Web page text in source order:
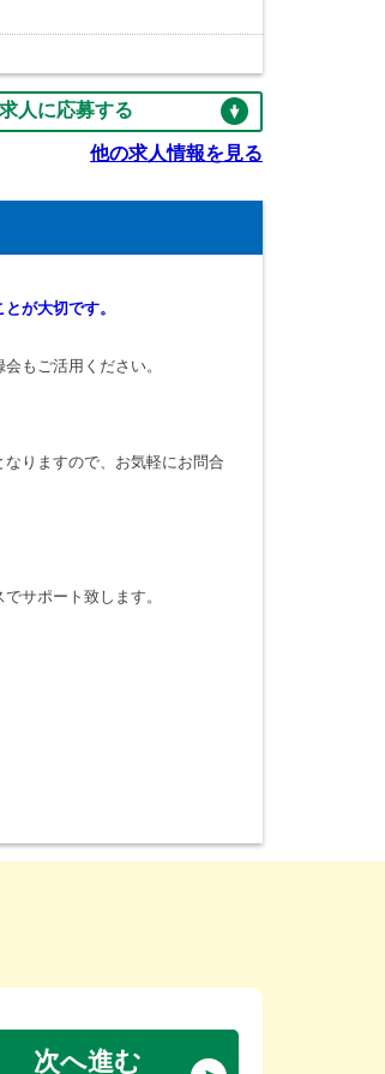
人に応募する
他の求人情報を見る
が大切です。
もご活用ください。
りますので、お気軽にお問合
サポート致します。
次へ進む